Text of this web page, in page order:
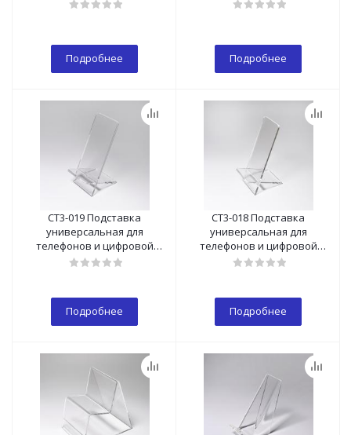
Подробнее Подробнее
СТ3-019 Подставка
универсальная для
телефонов и цифровой
техники 60*100мм
Подробнее
СТ3-018 Подставка
универсальная для
телефонов и цифровой
техники 50*100мм
Подробнее